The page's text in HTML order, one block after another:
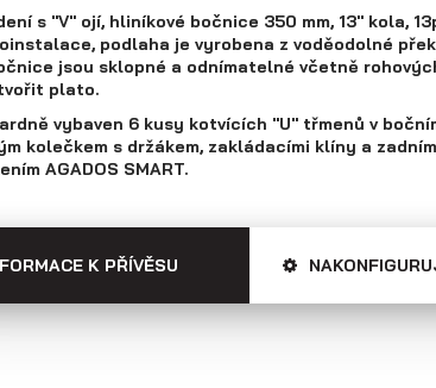
s "V" ojí, hliníkové bočnice 350 mm, 13" kola,
podlaha je vyrobena z voděodolné
jsou sklopné a odnímatelné včetně
plato.
vybaven 6 kusy kotvících "U" třmenů v
kolečkem s držákem, zakládacími klíny a
AGADOS SMART.
K PŘÍVĚSU